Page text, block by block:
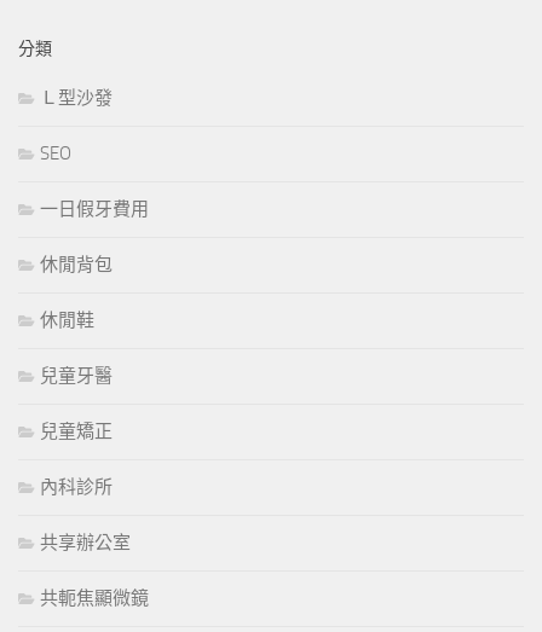
分類
Ｌ型沙發
SEO
一日假牙費用
休閒背包
休閒鞋
兒童牙醫
兒童矯正
內科診所
共享辦公室
共軛焦顯微鏡